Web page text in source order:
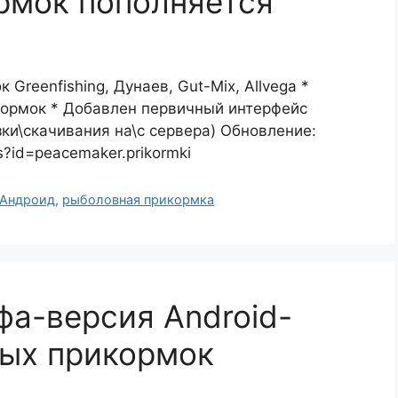
Greenfishing, Дунаев, Gut-Mix, Allvega *
* Добавлен первичный интерфейс
на\с сервера) Обновление:
, рыболовная прикормка
версия Android-
прикормок